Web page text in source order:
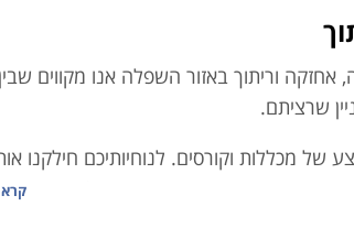
אחזקה וריתוך באזור השפלה אנו מקווים
שרציתם.
של מכללות וקורסים. לנוחיותיכם חילקנו
והסביבה, אזור